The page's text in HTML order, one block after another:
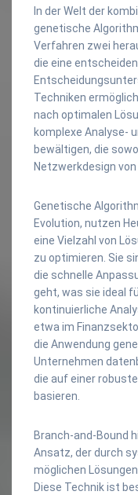
In der Welt der
genetische
Verfahren zwei
die eine
Techniken
nach optimalen
komplexe Analyse-
bewältigen, die
Netzwerkdesign
Genetische
Evolution, nutzen
eine Vielzahl von
zu optimieren. Sie
die schnelle
geht, was sie ideal
kontinuierliche
etwa im
die Anwendung
Unternehmen
die auf einer
basieren.
Branch-and-Bound
Ansatz, der durch
möglichen
Diese Technik ist